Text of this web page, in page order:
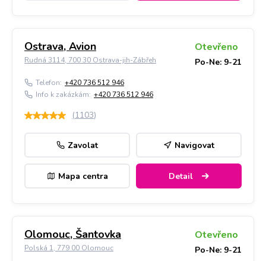
Ostrava, Avion
Rudná 3114, 700 30 Ostrava-jih-Zábřeh
Otevřeno
Po-Ne: 9-21
Telefon: +420 736 512 946
Info k zakázkám: +420 736 512 946
(1103)
Zavolat Navigovat
Mapa centra Detail
Olomouc, Šantovka
Polská 1, 779 00 Olomouc
Otevřeno
Po-Ne: 9-21